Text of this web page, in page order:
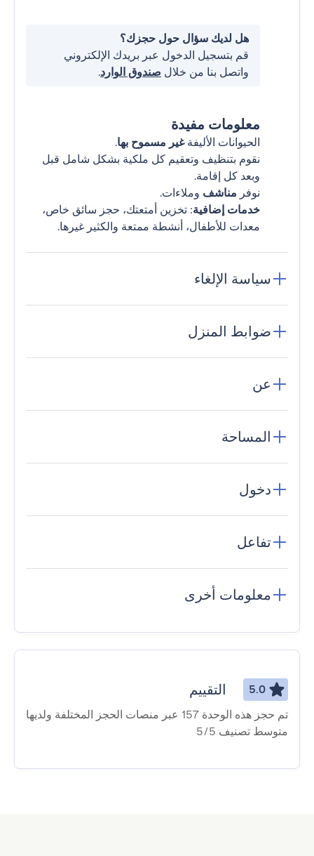
هل لديك سؤال حول حجزك؟
قم بتسجيل الدخول عبر بريدك الإلكتروني
واتصل بنا من خلال صندوق الوارد.
معلومات مفيدة
الحيوانات الأليفةغير مسموح بها.
نقوم بتنظيف وتعقيم كل ملكية بشكل شامل قبل
وبعد كل إقامة.
نوفر مناشف وملاءات.
خدمات إضافية: تخزين أمتعتك، حجز سائق خاص،
معدات للأطفال، أنشطة ممتعة والكثير غيرها.
سياسة الإلغاء
ضوابط المنزل
عن
المساحة
دخول
تفاعل
معلومات أخرى
5.0 التقييم
تم حجز هذه الوحدة 157 عبر منصات الحجز المختلفة ولديها
متوسط ​​تصنيف 5/5